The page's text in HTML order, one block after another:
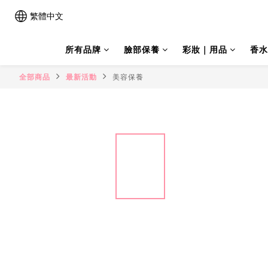
繁體中文
所有品牌 臉部保養 彩妝｜用品 香
全部商品 最新活動 美容保養